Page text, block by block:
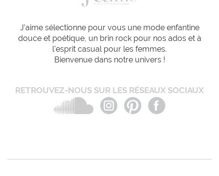
J'aime sélectionne pour vous une mode enfantine
douce et poétique, un brin rock pour nos ados et à
l'esprit casual pour les femmes.
Bienvenue dans notre univers !
RETROUVEZ-NOUS SUR LES RÉSEAUX SOCIAUX